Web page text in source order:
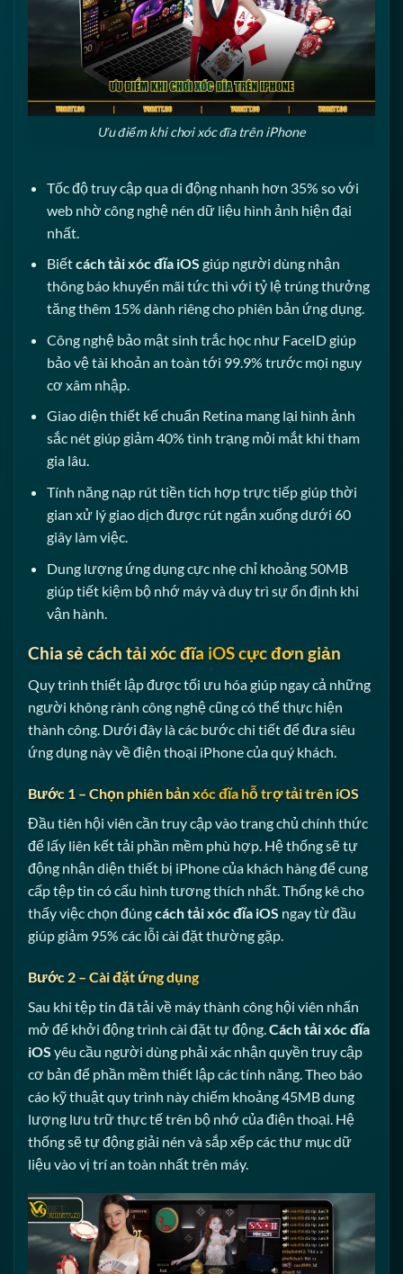
Ưu điểm khi chơi xóc đĩa trên iPhone
Tốc độ truy cập qua di động nhanh hơn 35% so với
web nhờ công nghệ nén dữ liệu hình ảnh hiện đại
nhất.
Biếtcách tải xóc đĩa iOS giúp người dùng nhận
thông báo khuyến mãi tức thì với tỷ lệ trúng thưởng
tăng thêm 15% dành riêng cho phiên bản ứng dụng.
Công nghệ bảo mật sinh trắc học như FaceID giúp
bảo vệ tài khoản an toàn tới 99.9% trước mọi nguy
cơ xâm nhập.
Giao diện thiết kế chuẩn Retina mang lại hình ảnh
sắc nét giúp giảm 40% tình trạng mỏi mắt khi tham
gia lâu.
Tính năng nạp rút tiền tích hợp trực tiếp giúp thời
gian xử lý giao dịch được rút ngắn xuống dưới 60
giây làm việc.
Dung lượng ứng dụng cực nhẹ chỉ khoảng 50MB
giúp tiết kiệm bộ nhớ máy và duy trì sự ổn định khi
vận hành.
Chia sẻ cách tải xóc đĩa iOS cực đơn giản
Quy trình thiết lập được tối ưu hóa giúp ngay cả những
người không rành công nghệ cũng có thể thực hiện
thành công. Dưới đây là các bước chi tiết để đưa siêu
ứng dụng này về điện thoại iPhone của quý khách.
Bước 1 – Chọn phiên bản xóc đĩa hỗ trợ tải trên iOS
Đầu tiên hội viên cần truy cập vào trang chủ chính thức
để lấy liên kết tải phần mềm phù hợp. Hệ thống sẽ tự
động nhận diện thiết bị iPhone của khách hàng để cung
cấp tệp tin có cấu hình tương thích nhất. Thống kê cho
thấy việc chọn đúngcách tải xóc đĩa iOS ngay từ đầu
giúp giảm 95% các lỗi cài đặt thường gặp.
Bước 2 – Cài đặt ứng dụng
Sau khi tệp tin đã tải về máy thành công hội viên nhấn
mở để khởi động trình cài đặt tự động. Cách tải xóc đĩa
iOS yêu cầu người dùng phải xác nhận quyền truy cập
cơ bản để phần mềm thiết lập các tính năng. Theo báo
cáo kỹ thuật quy trình này chiếm khoảng 45MB dung
lượng lưu trữ thực tế trên bộ nhớ của điện thoại. Hệ
thống sẽ tự động giải nén và sắp xếp các thư mục dữ
liệu vào vị trí an toàn nhất trên máy.